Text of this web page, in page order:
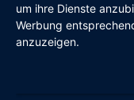
um ihre Dienste
Werbung
anzuzeigen.